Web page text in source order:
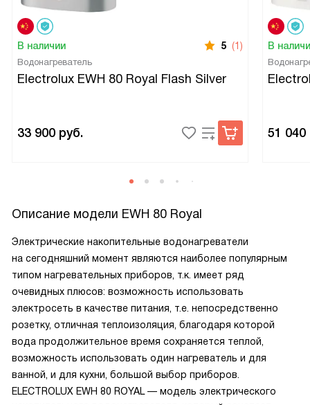
В наличии 5 (1)
Водонагреватель
Electrolux EWH 80 Royal Flash Silver
33 900 руб.
В
51 040
Описание модели EWH 80 Royal
Электрические накопительные водонагреватели
на сегодняшний момент являются наиболее популярным
типом нагревательных приборов, т.к. имеет ряд
очевидных плюсов: возможность использовать
электросеть в качестве питания, т.е. непосредственно
розетку, отличная теплоизоляция, благодаря которой
вода продолжительное время сохраняется теплой,
возможность использовать один нагреватель и для
ванной, и для кухни, большой выбор приборов.
ELECTROLUX EWH 80 ROYAL — модель электрического